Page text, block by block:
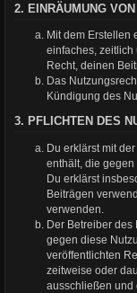
2. EINRÄUMUNG
Mit dem Erstellen
einfaches,
Recht, deinen
Das
Kündigung des
3. PFLICHTEN DES
Du erklärst mit
enthält, die gegen
Du erklärst
Beiträgen
verwenden.
Der Betreiber des
gegen diese
veröffentlichten
zeitweise oder
ausschließen und